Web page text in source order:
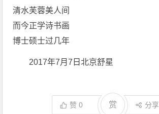
清水芙蓉美人间
而今正学诗书画
博士硕士过几年
2017年7月7日北京舒星
赞0 赏 分享